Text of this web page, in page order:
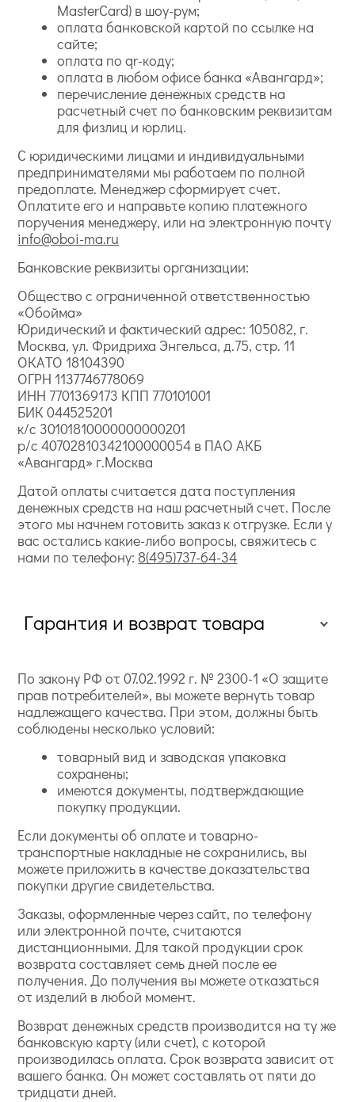
MasterCard) в шоу-рум;
оплата банковской картой по ссылке на
сайте;
оплата по qr-коду;
оплата в любом офисе банка «Авангард»;
перечисление денежных средств на
расчетный счет по банковским реквизитам
для физлиц и юрлиц.
С юридическими лицами и индивидуальными
предпринимателями мы работаем по полной
предоплате. Менеджер сформирует счет.
Оплатите его и направьте копию платежного
поручения менеджеру, или на электронную почту
info@oboi-ma.ru
Банковские реквизиты организации:
Общество с ограниченной ответственностью
«Обойма»
Юридический и фактический адрес: 105082, г.
Москва, ул. Фридриха Энгельса, д.75, стр. 11
ОКАТО 18104390
ОГРН 1137746778069
ИНН 7701369173 КПП 770101001
БИК 044525201
к/с 30101810000000000201
р/с 40702810342100000054 в ПАО АКБ
«Авангард» г.Москва
Датой оплаты считается дата поступления
денежных средств на наш расчетный счет. После
этого мы начнем готовить заказ к отгрузке. Если у
вас остались какие-либо вопросы, свяжитесь с
нами по телефону: 8(495)737-64-34
Гарантия и возврат товара
По закону РФ от 07.02.1992 г. № 2300-1 «О защите
прав потребителей», вы можете вернуть товар
надлежащего качества. При этом, должны быть
соблюдены несколько условий:
товарный вид и заводская упаковка
сохранены;
имеются документы, подтверждающие
покупку продукции.
Если документы об оплате и товарно-
транспортные накладные не сохранились, вы
можете приложить в качестве доказательства
покупки другие свидетельства.
Заказы, оформленные через сайт, по телефону
или электронной почте, считаются
дистанционными. Для такой продукции срок
возврата составляет семь дней после ее
получения. До получения вы можете отказаться
от изделий в любой момент.
Возврат денежных средств производится на ту же
банковскую карту (или счет), с которой
производилась оплата. Срок возврата зависит от
вашего банка. Он может составлять от пяти до
тридцати дней.